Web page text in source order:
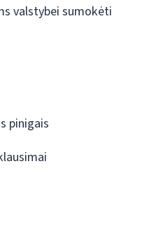
valstybei sumokėti
pinigais